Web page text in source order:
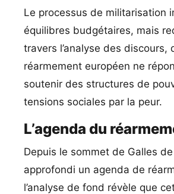
Le processus de militarisation
équilibres budgétaires, mais
travers l’analyse des
réarmement européen ne
soutenir des structures de
tensions sociales par la peur.
L’agenda du
Depuis le sommet de Galles
approfondi un agenda de
l’analyse de fond révèle que